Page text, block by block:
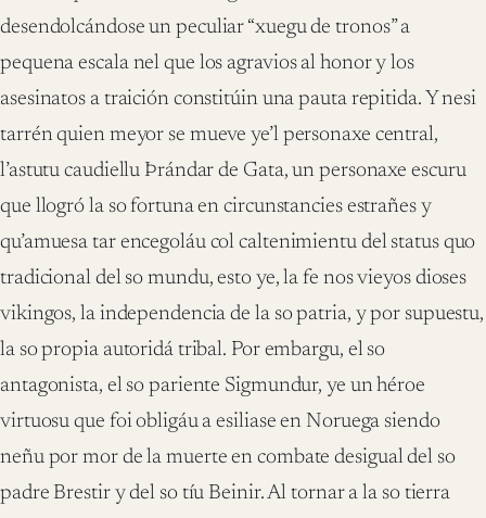
desendolcándose un peculiar “xuegu de tronos” a
pequena escala nel que los agravios al honor y los
asesinatos a traición constitúin una pauta repitida. Y nesi
tarrén quien meyor se mueve ye’l personaxe central,
l’astutu caudiellu Þrándar de Gata, un personaxe escuru
que llogró la so fortuna en circunstancies estrañes y
qu’amuesa tar encegoláu col caltenimientu del status quo
tradicional del so mundu, esto ye, la fe nos vieyos dioses
vikingos, la independencia de la so patria, y por supuestu,
la so propia autoridá tribal. Por embargu, el so
antagonista, el so pariente Sigmundur, ye un héroe
virtuosu que foi obligáu a esiliase en Noruega siendo
neñu por mor de la muerte en combate desigual del so
padre Brestir y del so tíu Beinir. Al tornar a la so tierra